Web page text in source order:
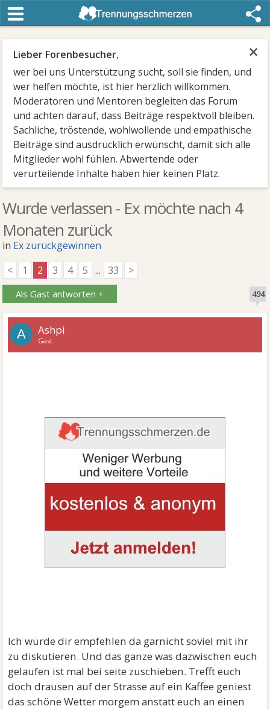
×
Lieber Forenbesucher,
wer bei uns Unterstützung sucht, soll sie finden, und
wer helfen möchte, ist hier herzlich willkommen.
Moderatoren und Mentoren begleiten das Forum
und achten darauf, dass Beiträge respektvoll bleiben.
Sachliche, tröstende, wohlwollende und empathische
Beiträge sind ausdrücklich erwünscht, damit sich alle
Mitglieder wohl fühlen. Abwertende oder
verurteilende Inhalte haben hier keinen Platz.
Wurde verlassen - Ex möchte nach 4
Monaten zurück
in Ex zurückgewinnen
<
1 2 3 4 5 ... 33 >
Als Gast antworten + 494
A Ashpi
Gast
Ich würde dir empfehlen da garnicht soviel mit ihr
zu diskutieren. Und das ganze was dazwischen euch
gelaufen ist mal bei seite zuschieben. Trefft euch
doch drausen auf der Strasse auf ein Kaffee geniest
das schöne Wetter morgem anstatt euch an einen